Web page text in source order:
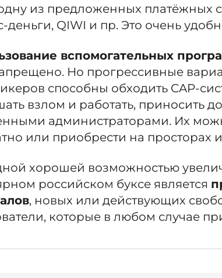
из предложенных платёжных
деньги, QIWI и пр. Это очень
вспомогательных
Но прогрессивные
способны обходить CAP-
взлом и работать, приносить
администраторами. Их
или приобрести на просторах
хорошей возможностью
российском буксе является
, новых или действующих
которые в любом случае